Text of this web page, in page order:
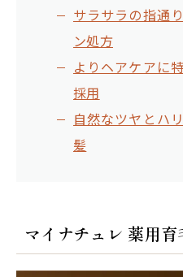
サラサラの指通
ン処方
よりヘアケアに
採用
自然なツヤとハ
髪
マイナチュレ 薬用育